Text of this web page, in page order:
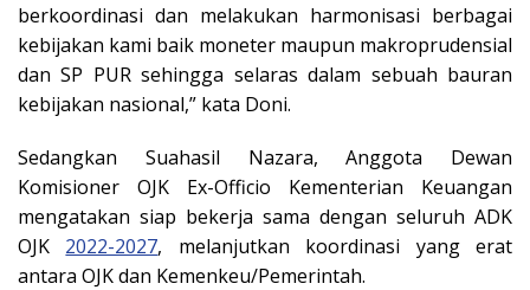
berkoordinasi dan melakukan harmonisasi berbagai
kebijakan kami baik moneter maupun makroprudensial
dan SP PUR sehingga selaras dalam sebuah bauran
kebijakan nasional,” kata Doni.
Sedangkan Suahasil Nazara, Anggota Dewan
Komisioner OJK Ex-Officio Kementerian Keuangan
mengatakan siap bekerja sama dengan seluruh ADK
OJK 2022-2027, melanjutkan koordinasi yang erat
antara OJK dan Kemenkeu/Pemerintah.